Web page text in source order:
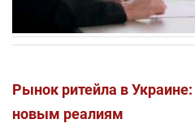
Рынок ритейла в
новым реалиям